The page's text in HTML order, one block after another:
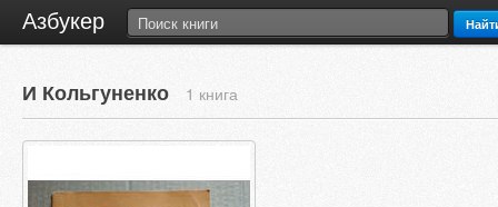
Азбукер
И Кольгуненко 1 книга